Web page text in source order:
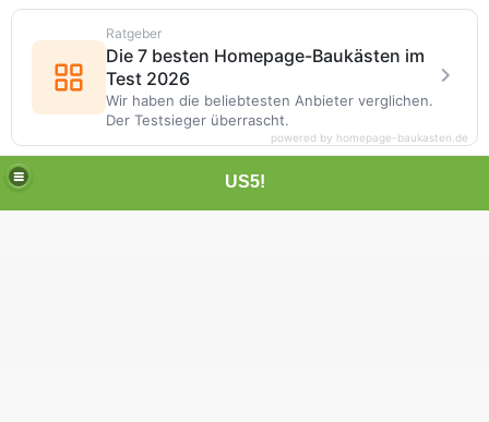
US5!
Ratgeber
Die 7 besten Homepage-Baukästen im
Test 2026
Wir haben die beliebtesten Anbieter verglichen.
Der Testsieger überrascht.
powered by homepage-baukasten.de